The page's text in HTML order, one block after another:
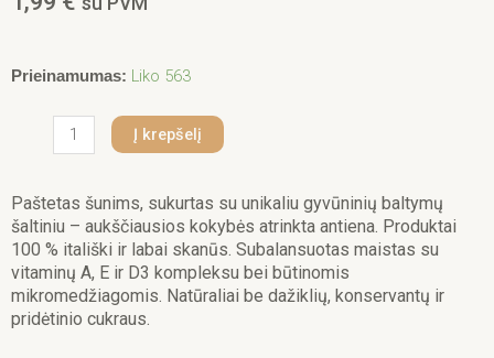
Prieinamumas: Liko 563
produkto
Monge
Monoprotein
su
antiena
150g
Į krepšelį
Paštetas šunims, sukurtas su unikaliu gyvūninių baltymų
šaltiniu – aukščiausios kokybės atrinkta antiena. Produktai
100 % itališki ir labai skanūs. Subalansuotas maistas su
vitaminų A, E ir D3 kompleksu bei būtinomis
mikromedžiagomis. Natūraliai be dažiklių, konservantų ir
pridėtinio cukraus.